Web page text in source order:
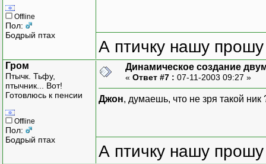
return 0;
}
Offline
Пол:
Бодрый птах
А птичку нашу
Гром
Птычк. Тьфу,
птычник... Вот!
Готовлюсь к пенсии
Offline
Пол:
Бодрый птах
Динамическое создание
« Ответ #7 : 07-11-2003 09:27 »
Джон, думаешь, что не зря такой ник
А птичку нашу